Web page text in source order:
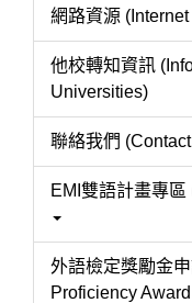
網路資源
他校轉知資訊
Universities)
聯絡我們
EMI雙語計畫專
外語檢定獎勵金
Proficiency